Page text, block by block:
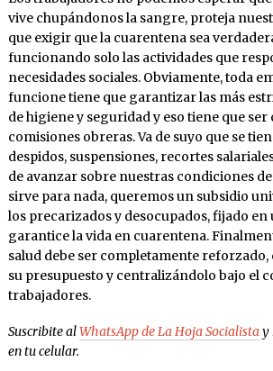
vive chupándonos la sangre, proteja
que exigir que la cuarentena sea
funcionando solo las actividades que
necesidades sociales. Obviamente, toda
funcione tiene que garantizar las más
de higiene y seguridad y eso tiene que
comisiones obreras. Va de suyo que se
despidos, suspensiones, recortes
de avanzar sobre nuestras condiciones
sirve para nada, queremos un subsidio
los precarizados y desocupados, fijado
garantice la vida en cuarentena.
salud debe ser completamente
su presupuesto y centralizándolo bajo el
trabajadores.
Suscribite alWhatsApp de La Hoja Socialistay
en tu celular.